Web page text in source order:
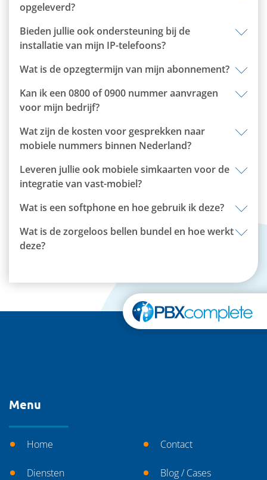
opgeleverd?
Bieden jullie ook ondersteuning bij de
installatie van mijn IP-telefoons?
Wat is de opzegtermijn van mijn abonnement?
Kan ik een 0800 of 0900 nummer aanvragen
voor mijn bedrijf?
Wat zijn de kosten voor gesprekken naar
mobiele nummers binnen Nederland?
Leveren jullie ook mobiele simkaarten voor de
integratie van vast-mobiel?
Wat is een softphone en hoe gebruik ik deze?
Wat is de zorgeloos bellen bundel en hoe werkt
deze?
Menu
Home
Diensten
Contact
Blog / Cases